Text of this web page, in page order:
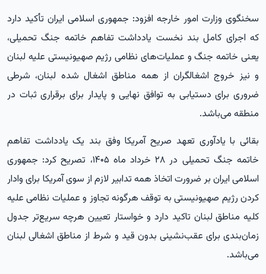
سخنگوی وزارت امور خارجه افزود: جمهوری اسلامی ایران تأکید دارد
که اجرای کامل بند نخست یادداشت تفاهم خاتمه جنگ تحمیلی،
یعنی خاتمه جنگ و عملیات‌های نظامی رژیم صهیونیستی علیه لبنان
و نیز خروج اشغالگران از همه مناطق اشغال شده لبنان، شرطی
ضروری برای دستیابی به توافق نهایی و پایدار برای برقراری ثبات در
منطقه می‌باشد.
بقائی با یادآوری تعهد صریح آمریکا وفق بند یک یادداشت تفاهم
خاتمه جنگ تحمیلی در ۲۸ خرداد ماه ۱۴۰۵، تصریح کرد: جمهوری
اسلامی ایران بر ضرورت اتخاذ همه تدابیر لازم از سوی آمریکا برای وادار
کردن رژیم صهیونیستی به توقف هرگونه تجاوز و عملیات نظامی علیه
کلیه مناطق لبنان تاکید دارد و خواستار تعیین هرچه سریع‌تر جدول
زمان‌بندی برای عقب‌نشینی بدون قید و شرط از مناطق اشغالی لبنان
می‌باشد.